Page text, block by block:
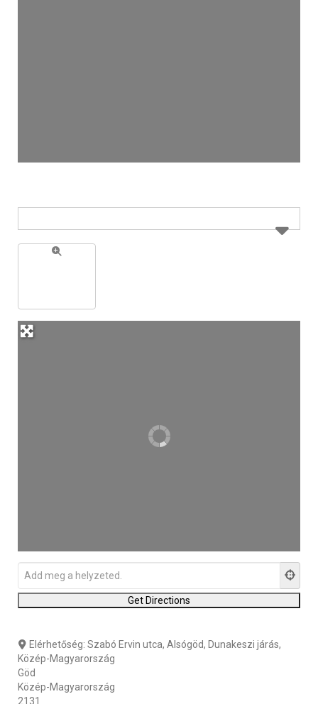
Elérhetőség: Szabó Ervin utca, Alsógöd, Dunakeszi járás,
Közép-Magyarország
Göd
Közép-Magyarország
2131